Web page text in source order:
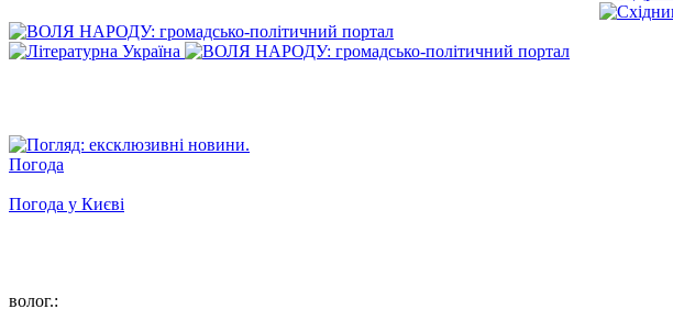
Погода
Погода у Києві
волог.: